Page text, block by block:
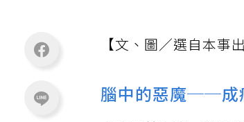
【文、圖／選自本事
腦中的惡魔──成